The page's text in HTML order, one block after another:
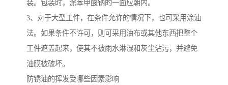
装。包装时，涂苯甲酸钠的一面应朝内。
3、对于大型工件，在条件允许的情况下，也可采用涂油
法。如果条件不许可，则可采用油布或其他东西把整个
工件遮盖起来，使其不被雨水淋湿和灰尘沾污，并避免
油膜被破坏。
防锈油的挥发受哪些因素影响